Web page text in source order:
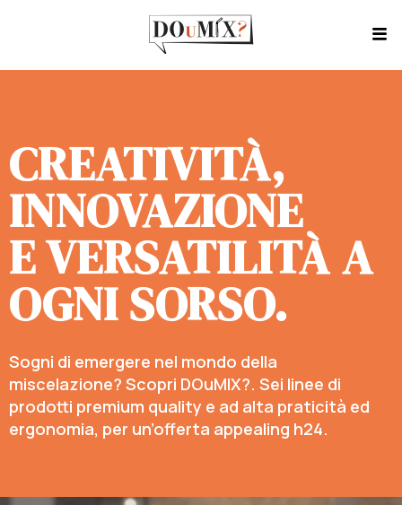
CREATIVITÀ,
INNOVAZIONE
E VERSATILITÀ A
OGNI SORSO.
Sogni di emergere nel mondo della
miscelazione? Scopri DOuMIX?. Sei linee di
prodotti premium quality e ad alta praticità ed
ergonomia, per un’offerta appealing h24.